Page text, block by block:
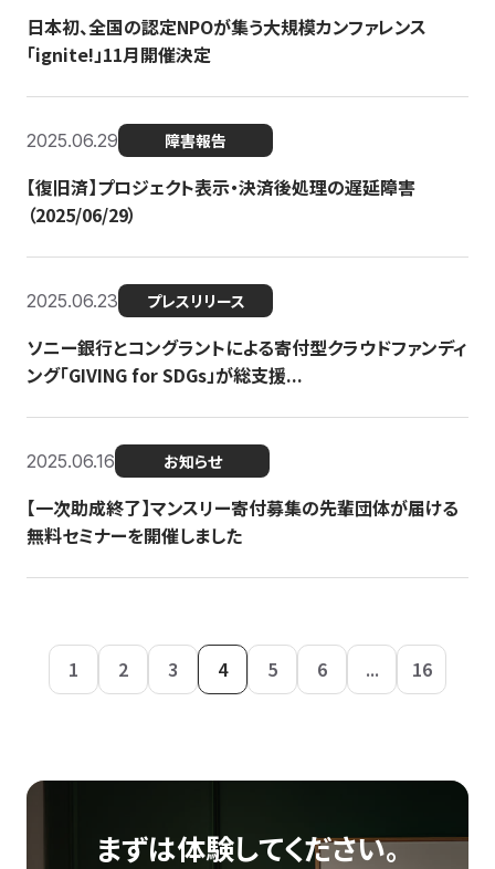
日本初、全国の認定NPOが集う大規模カンファレンス
「ignite!」11月開催決定
2025.06.29 障害報告
【復旧済】プロジェクト表示・決済後処理の遅延障害
（2025/06/29）
2025.06.23 プレスリリース
ソニー銀行とコングラントによる寄付型クラウドファンディ
ング「GIVING for SDGs」が総支援...
2025.06.16 お知らせ
【一次助成終了】マンスリー寄付募集の先輩団体が届ける
無料セミナーを開催しました
1 2 3 4 5 6 ... 16
まずは体験してください。